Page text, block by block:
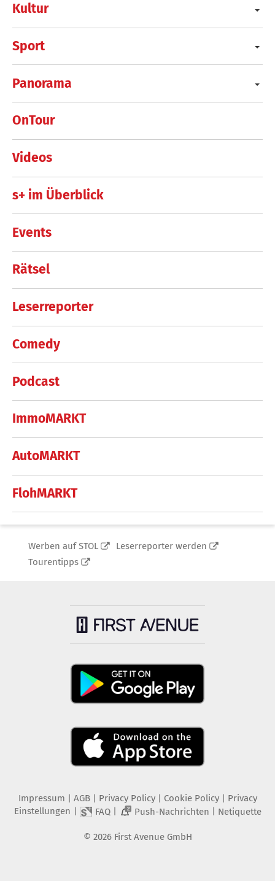
Kultur
Sport
Panorama
OnTour
Videos
s+ im Überblick
Events
Rätsel
Leserreporter
Comedy
Podcast
ImmoMARKT
AutoMARKT
FlohMARKT
Werben auf STOL
Leserreporter werden
Tourentipps
Impressum AGB Privacy Policy| Cookie Policy| Privacy
Einstellungen
FAQ| 2 Push-Nachrichten Netiquette
© 2026 First Avenue GmbH